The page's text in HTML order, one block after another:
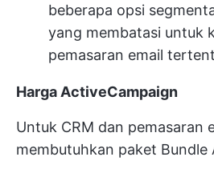
beberapa opsi
yang membatasi untuk
pemasaran email
Harga ActiveCampaign
Untuk CRM dan pemasaran
membutuhkan paket Bundle